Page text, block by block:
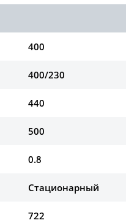
400
400/230
440
500
0.8
Стационарный
722